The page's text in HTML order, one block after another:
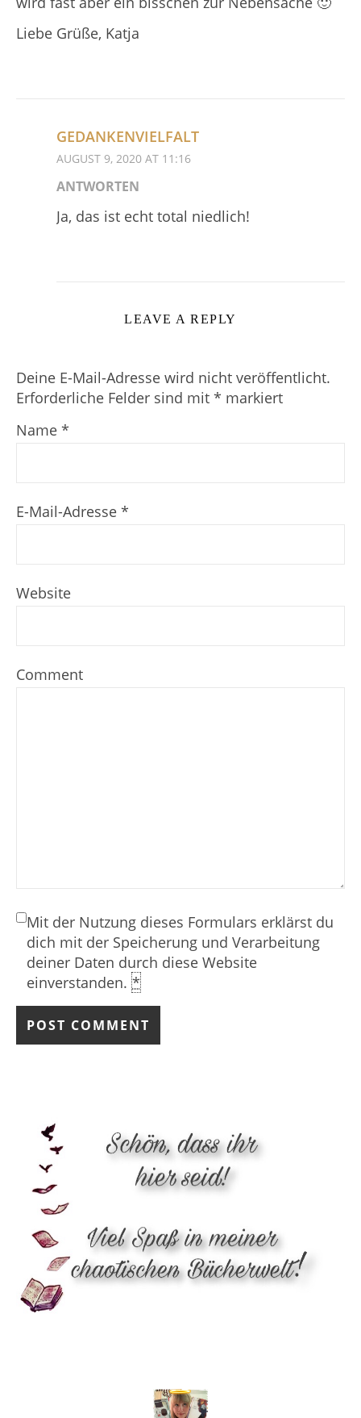
Liebe Grüße, Katja
GEDANKENVIELFALT
AUGUST 9, 2020 AT 11:16
ANTWORTEN
Ja, das ist echt total niedlich!
LEAVE A REPLY
Deine E-Mail-Adresse wird nicht veröffentlicht.
Erforderliche Felder sind mit * markiert
Name *
E-Mail-Adresse *
Website
Comment
Mit der Nutzung dieses Formulars erklärst du
dich mit der Speicherung und Verarbeitung
deiner Daten durch diese Website
einverstanden. *